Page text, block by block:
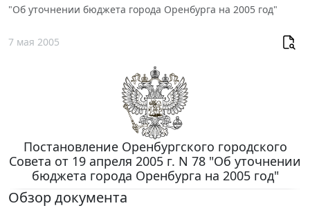
"Об уточнении бюджета города Оренбурга на 2005 год"
7 мая 2005
Постановление Оренбургского городского
Совета от 19 апреля 2005 г. N 78 "Об уточнении
бюджета города Оренбурга на 2005 год"
Обзор документа